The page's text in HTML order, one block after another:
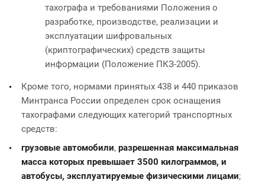
тахографа и требованиями Положения о
разработке, производстве, реализации и
эксплуатации шифровальных
(криптографических) средств защиты
информации (Положение ПКЗ-2005).
Кроме того, нормами принятых 438 и 440 приказов
Минтранса России определен срок оснащения
тахографами следующих категорий транспортных
средств:
грузовые автомобили, разрешенная максимальная
масса которых превышает 3500 килограммов, и
автобусы, эксплуатируемые физическими лицами;